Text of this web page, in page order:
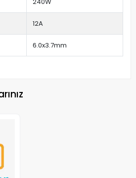
12A
6.0x3.7mm